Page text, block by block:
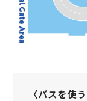
〈バスを使